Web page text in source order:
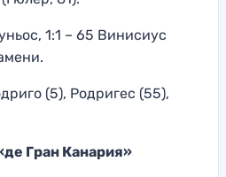
1:1 – 65 Винисиус
(5), Родригес (55),
Гран Канария»